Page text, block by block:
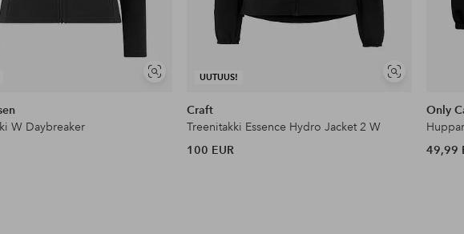
Näytä
W Daybreaker
UUTUUS!
Näytä
Craft
Treenitakki Essence Hydro Jacket 2 W
100 EUR
Only
49,99